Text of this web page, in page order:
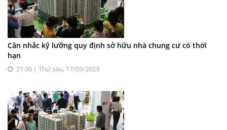
Cân nhắc kỹ lưỡng quy định sở hữu nhà chung cư có thời
hạn
21:30 | Thứ sáu, 17/03/2023